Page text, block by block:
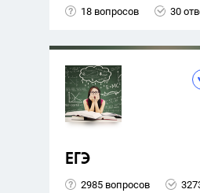
18 вопросов 30
ЕГЭ
2985 вопросов